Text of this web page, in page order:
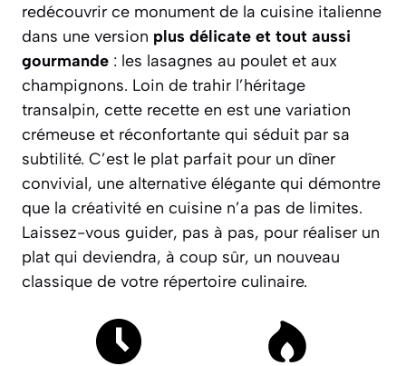
redécouvrir ce monument de la cuisine italienne
dans une version plus délicate et tout aussi
gourmande : les lasagnes au poulet et aux
champignons. Loin de trahir l’héritage
transalpin, cette recette en est une variation
crémeuse et réconfortante qui séduit par sa
subtilité. C’est le plat parfait pour un dîner
convivial, une alternative élégante qui démontre
que la créativité en cuisine n’a pas de limites.
Laissez-vous guider, pas à pas, pour réaliser un
plat qui deviendra, à coup sûr, un nouveau
classique de votre répertoire culinaire.